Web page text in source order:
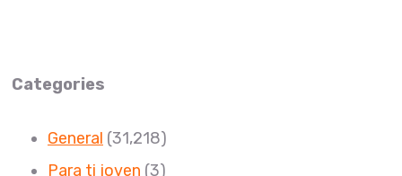
Categories
General (31,218)
Para ti joven (3)